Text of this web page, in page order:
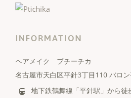
INFORMATION
ヘアメイク プチーチカ
名古屋市天白区平針3丁目110 バロ
地下鉄鶴舞線「平針駅」から徒